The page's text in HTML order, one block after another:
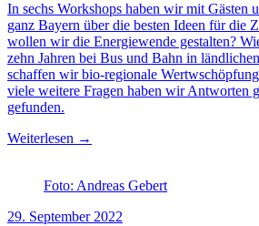
In sechs Workshops haben wir mit Gästen
ganz Bayern über die besten Ideen für die
wollen wir die Energiewende gestalten?
zehn Jahren bei Bus und Bahn in
schaffen wir bio-regionale
viele weitere Fragen haben wir Antworten
gefunden.
Weiterlesen →
Foto: Andreas Gebert
29. September 2022